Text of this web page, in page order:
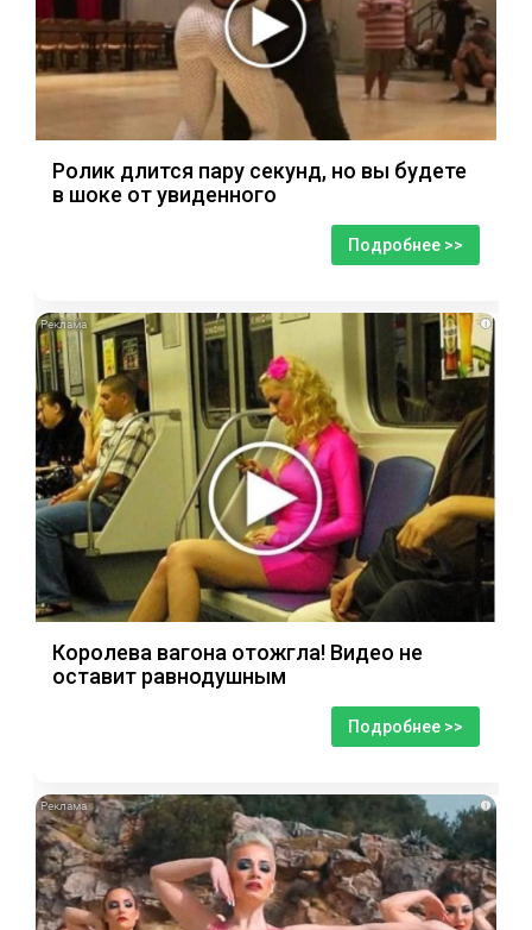
Ролик длится пару секунд, но вы будете
в шоке от увиденного
Подробнее >>
i
Королева вагона отожгла! Видео не
оставит равнодушным
Подробнее >>
i